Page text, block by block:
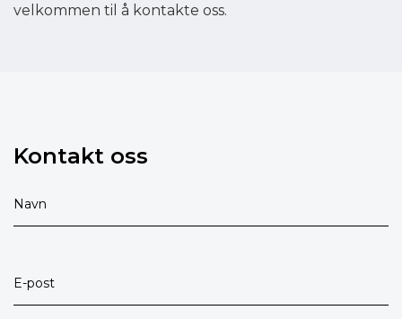
velkommen til å kontakte oss.
Kontakt oss